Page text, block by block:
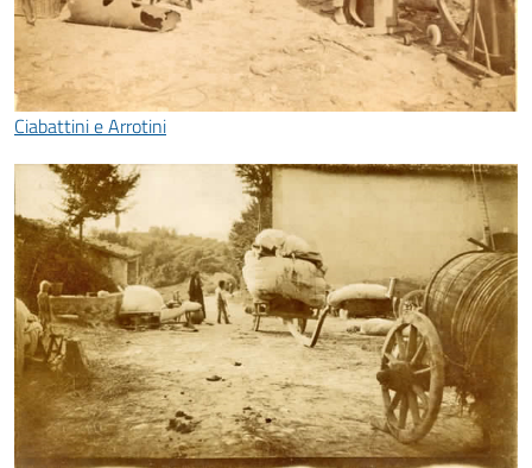
Ciabattini e Arrotini